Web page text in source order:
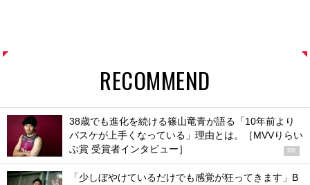
RECOMMEND
38歳でも進化を続ける篠山竜青が語る「10年前より
バスケが上手くなっている」理由とは。［MVVりらい
ぶ賞 受賞者インタビュー］
PR
「少しぼやけているだけでも感覚が狂ってきます」B